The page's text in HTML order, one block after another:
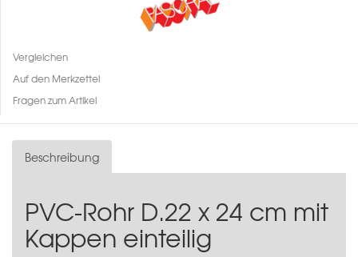
Vergleichen
Auf den Merkzettel
Fragen zum Artikel
Beschreibung
PVC-Rohr D.22 x 24 cm mit
Kappen einteilig